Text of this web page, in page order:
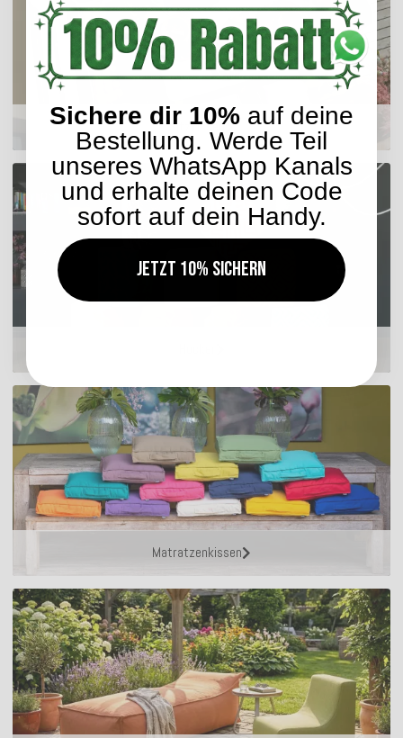
Sitzkissen
Matratzenkissen
Sichere dir 10% auf deine
Bestellung. Werde Teil
unseres WhatsApp Kanals
und erhalte deinen Code
sofort auf dein Handy.
Jetzt 10% sichern